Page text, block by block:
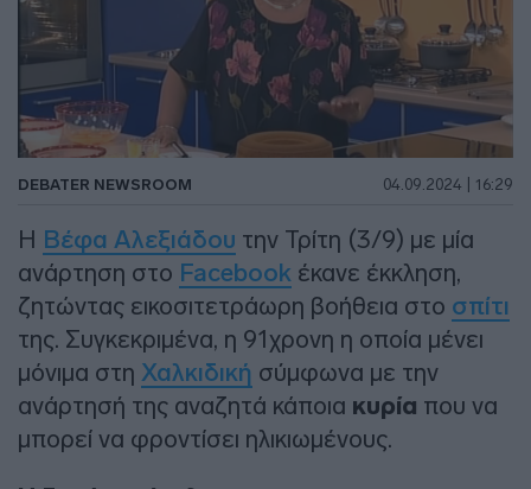
DEBATER NEWSROOM 04.09.2024 | 16:29
Η Βέφα Αλεξιάδου την Τρίτη (3/9) με μία
ανάρτηση στο Facebook έκανε έκκληση,
ζητώντας εικοσιτετράωρη βοήθεια στο σπίτι
της. Συγκεκριμένα, η 91χρονη η οποία μένει
μόνιμα στη Χαλκιδική σύμφωνα με την
ανάρτησή της αναζητά κάποια κυρία που να
μπορεί να φροντίσει ηλικιωμένους.